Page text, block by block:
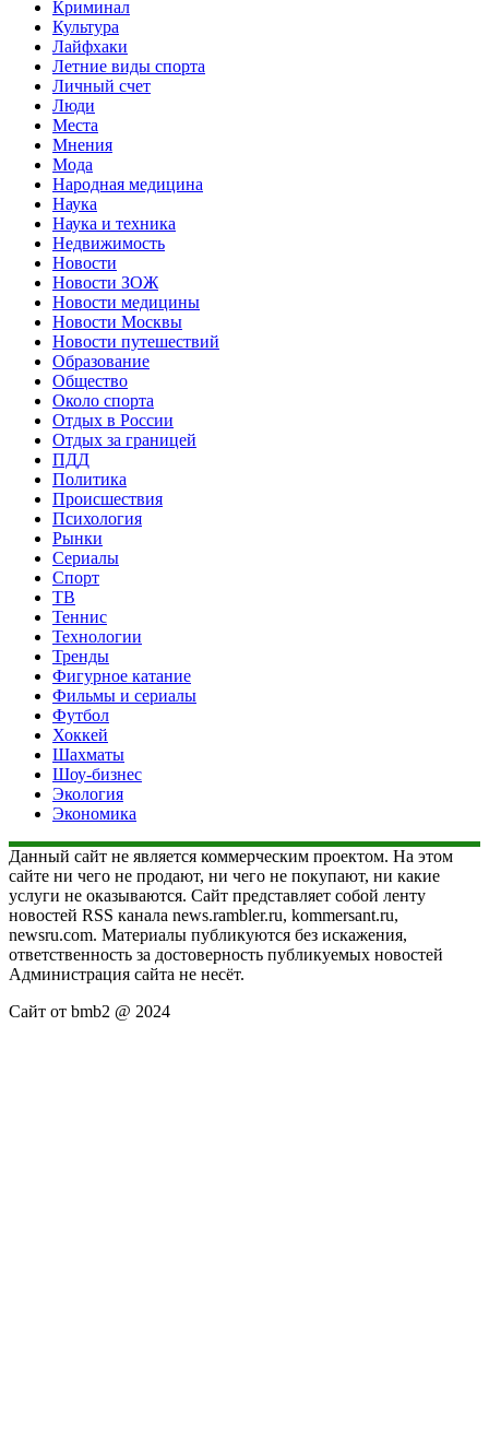
Криминал
Культура
Лайфхаки
Летние виды спорта
Личный счет
Люди
Места
Мнения
Мода
Народная медицина
Наука
Наука и техника
Недвижимость
Новости
Новости ЗОЖ
Новости медицины
Новости Москвы
Новости путешествий
Образование
Общество
Около спорта
Отдых в России
Отдых за границей
ПДД
Политика
Происшествия
Психология
Рынки
Сериалы
Спорт
ТВ
Теннис
Технологии
Тренды
Фигурное катание
Фильмы и сериалы
Футбол
Хоккей
Шахматы
Шоу-бизнес
Экология
Экономика
Данный сайт не является коммерческим проектом. На этом
сайте ни чего не продают, ни чего не покупают, ни какие
услуги не оказываются. Сайт представляет собой ленту
новостей RSS канала news.rambler.ru, kommersant.ru,
newsru.com. Материалы публикуются без искажения,
ответственность за достоверность публикуемых новостей
Администрация сайта не несёт.
Сайт от bmb2 @ 2024